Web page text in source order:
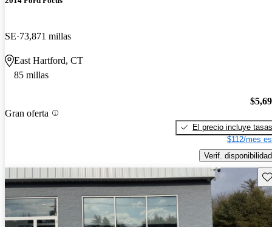
SE 73,871 millas
East Hartford, CT
85 millas
Gran oferta
El precio incluye tasas
$112/mes
Verif. disponibilidad